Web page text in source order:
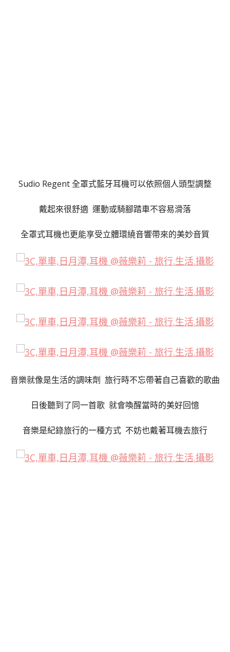
Sudio Regent 全罩式藍牙耳機可以依照個人頭型調整
戴起來很舒適 運動或騎腳踏車不容易滑落
全罩式耳機也更能享受立體環繞音響帶來的美妙音質
音樂就像是生活的調味劑 旅行時不忘帶著自己喜歡的歌曲
日後聽到了同一首歌 就會喚醒當時的美好回憶
音樂是紀錄旅行的一種方式 不妨也戴著耳機去旅行